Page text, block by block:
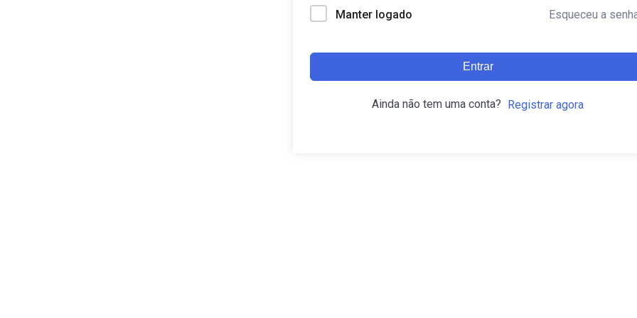
Manter logado Esqueceu a
Entrar
Ainda não tem uma conta? Registrar agora